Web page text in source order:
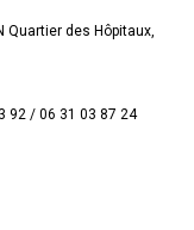
Quartier des Hôpitaux,
92 / 06 31 03 87 24